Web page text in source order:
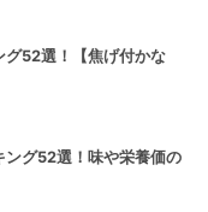
グ52選！【焦げ付かな
ング52選！味や栄養価の